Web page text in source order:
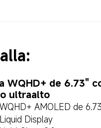
WQHD+ de 6.73"
ultraalto
AMOLED de
Display